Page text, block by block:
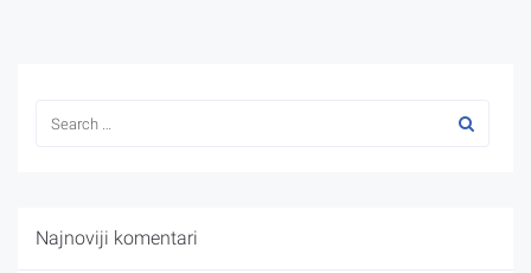
Najnoviji komentari